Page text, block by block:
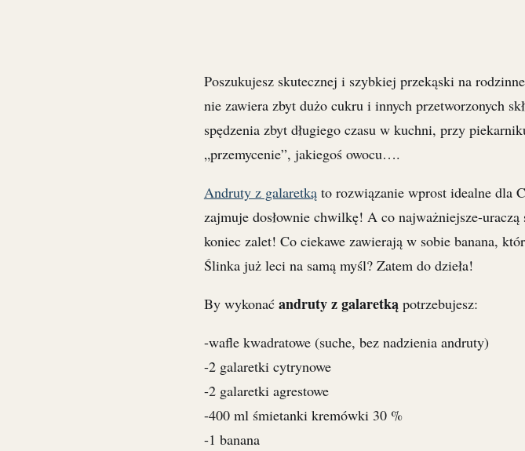
Poszukujesz skutecznej i szybkiej przekąski na
nie zawiera zbyt dużo cukru i innych przetworzonych
spędzenia zbyt długiego czasu w kuchni, przy
„przemycenie”, jakiegoś owocu….
Andruty z galaretkąto rozwiązanie wprost idealne dla
zajmuje dosłownie chwilkę! A co najważniejsze-
koniec zalet! Co ciekawe zawierają w sobie banana,
Ślinka już leci na samą myśl? Zatem do dzieła!
By wykonać andruty z galaretkąpotrzebujesz:
-wafle kwadratowe (suche, bez nadzienia andruty)
-2 galaretki cytrynowe
-2 galaretki agrestowe
-400 ml śmietanki kremówki 30 %
-1 banana